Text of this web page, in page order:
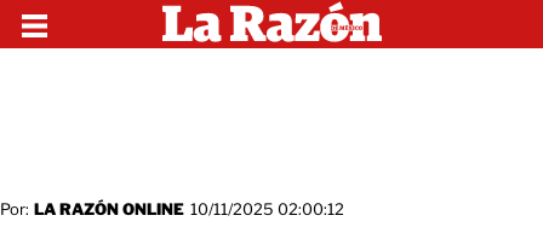
Por: LA RAZÓN ONLINE 10/11/2025 02:00:12